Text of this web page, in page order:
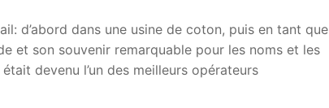
d’abord dans une usine de coton, puis en tant que
et son souvenir remarquable pour les noms et les
devenu l’un des meilleurs opérateurs